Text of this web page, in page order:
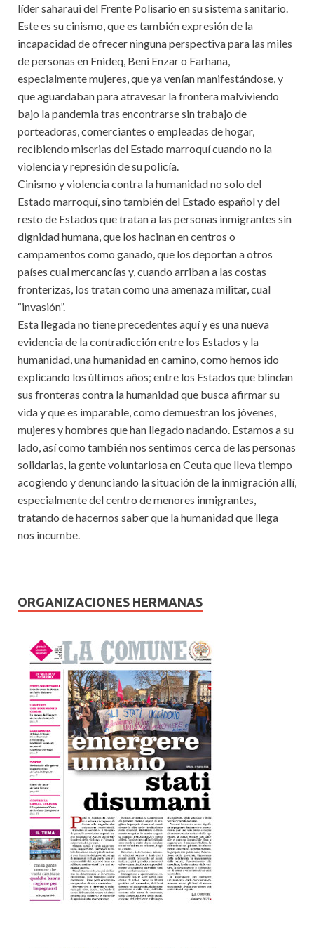
líder saharaui del Frente Polisario en su sistema sanitario.
Este es su cinismo, que es también expresión de la
incapacidad de ofrecer ninguna perspectiva para las miles
de personas en Fnideq, Beni Enzar o Farhana,
especialmente mujeres, que ya venían manifestándose, y
que aguardaban para atravesar la frontera malviviendo
bajo la pandemia tras encontrarse sin trabajo de
porteadoras, comerciantes o empleadas de hogar,
recibiendo miserias del Estado marroquí cuando no la
violencia y represión de su policía.
Cinismo y violencia contra la humanidad no solo del
Estado marroquí, sino también del Estado español y del
resto de Estados que tratan a las personas inmigrantes sin
dignidad humana, que los hacinan en centros o
campamentos como ganado, que los deportan a otros
países cual mercancías y, cuando arriban a las costas
fronterizas, los tratan como una amenaza militar, cual
“invasión”.
Esta llegada no tiene precedentes aquí y es una nueva
evidencia de la contradicción entre los Estados y la
humanidad, una humanidad en camino, como hemos ido
explicando los últimos años; entre los Estados que blindan
sus fronteras contra la humanidad que busca afirmar su
vida y que es imparable, como demuestran los jóvenes,
mujeres y hombres que han llegado nadando. Estamos a su
lado, así como también nos sentimos cerca de las personas
solidarias, la gente voluntariosa en Ceuta que lleva tiempo
acogiendo y denunciando la situación de la inmigración allí,
especialmente del centro de menores inmigrantes,
tratando de hacernos saber que la humanidad que llega
nos incumbe.
ORGANIZACIONES HERMANAS